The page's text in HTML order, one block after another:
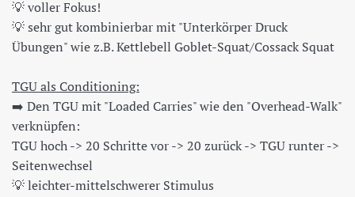
💡 voller Fokus!
💡 sehr gut kombinierbar mit "Unterkörper Druck
Übungen" wie z.B. Kettlebell Goblet-Squat/Cossack Squat
TGU als Conditioning:
➡️ Den TGU mit "Loaded Carries" wie den "Overhead-Walk"
verknüpfen:
TGU hoch -> 20 Schritte vor -> 20 zurück -> TGU runter ->
Seitenwechsel
💡 leichter-mittelschwerer Stimulus